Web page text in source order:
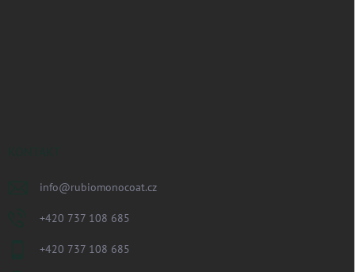
info@rubiomonocoat.cz
+420 737 108 685
+420 737 108 685